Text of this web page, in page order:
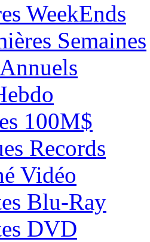
WeekEnds
Semaines
100M$
Records
Vidéo
Blu-Ray
DVD